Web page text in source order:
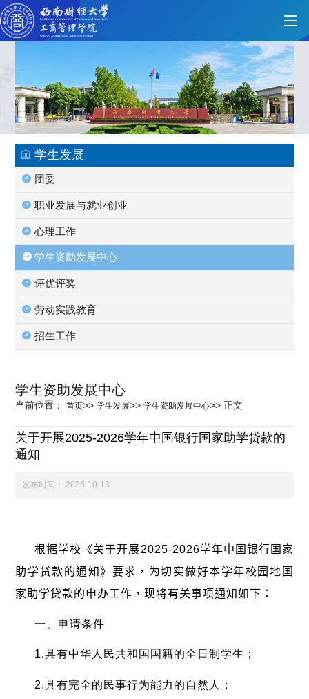
首页
人才培养
交流合作
学生发展
团委
职业发展与就业创业
心理工作
学生资助发展中心
评优评奖
劳动实践教育
招生工作
学生资助发展中心
当前位置：首页>> 学生发展>> 学生资助发展中心>> 正文
关于开展2025-2026学年中国银行国家助学贷款的
通知
发布时间： 2025-10-13
根据学校《关于开展2025-2026学年中国银行国家
助学贷款的通知》要求，为切实做好本学年校园地国
家助学贷款的申办工作，现将有关事项通知如下：
一、申请条件
1.具有中华人民共和国国籍的全日制学生；
2.具有完全的民事行为能力的自然人；